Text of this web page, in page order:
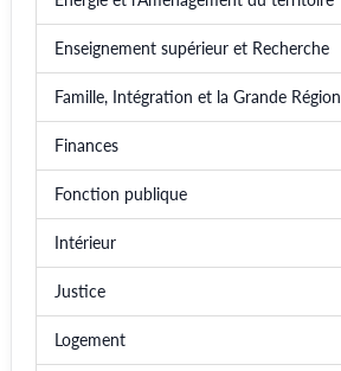
Enseignement supérieur et Recherche
Famille, Intégration et la Grande Région
Finances
Fonction publique
Intérieur
Justice
Logement